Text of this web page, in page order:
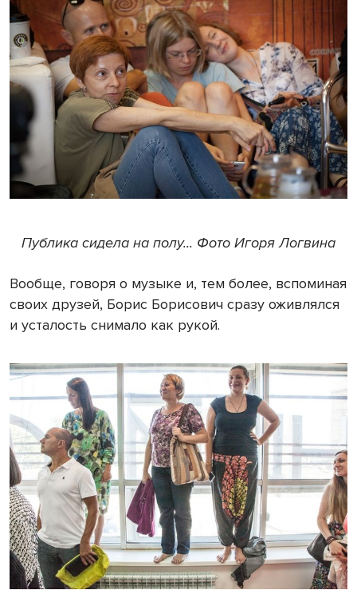
Публика сидела на полу... Фото Игоря Логвина
Вообще, говоря о музыке и, тем более, вспоминая
своих друзей, Борис Борисович сразу оживлялся
и усталость снимало как рукой.